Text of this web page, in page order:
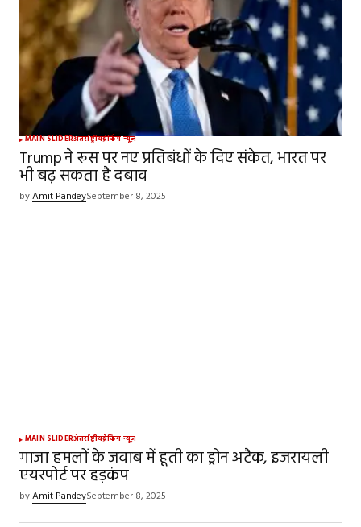
MAIN SLIDERअंतर्राष्ट्रीयब्रेकिंग न्यूज़
Trump ने रूस पर नए प्रतिबंधों के दिए संकेत, भारत पर
भी बढ़ सकता है दबाव
byAmit PandeySeptember 8, 2025
MAIN SLIDERअंतर्राष्ट्रीयब्रेकिंग न्यूज़
गाजा हमलों के जवाब में हूती का ड्रोन अटैक, इजरायली
एयरपोर्ट पर हड़कंप
byAmit PandeySeptember 8, 2025